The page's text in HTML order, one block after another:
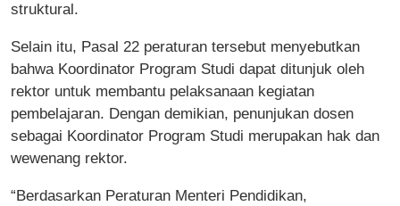
struktural.
Selain itu, Pasal 22 peraturan tersebut menyebutkan
bahwa Koordinator Program Studi dapat ditunjuk oleh
rektor untuk membantu pelaksanaan kegiatan
pembelajaran. Dengan demikian, penunjukan dosen
sebagai Koordinator Program Studi merupakan hak dan
wewenang rektor.
“Berdasarkan Peraturan Menteri Pendidikan,